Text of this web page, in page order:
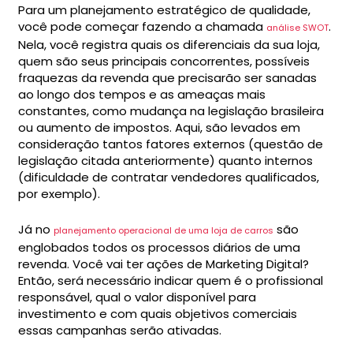
Para um planejamento estratégico de qualidade,
você pode começar fazendo a chamada análise SWOT.
Nela, você registra quais os diferenciais da sua loja,
quem são seus principais concorrentes, possíveis
fraquezas da revenda que precisarão ser sanadas
ao longo dos tempos e as ameaças mais
constantes, como mudança na legislação brasileira
ou aumento de impostos. Aqui, são levados em
consideração tantos fatores externos (questão de
legislação citada anteriormente) quanto internos
(dificuldade de contratar vendedores qualificados,
por exemplo).
Já no planejamento operacional de uma loja de carros são
englobados todos os processos diários de uma
revenda. Você vai ter ações de Marketing Digital?
Então, será necessário indicar quem é o profissional
responsável, qual o valor disponível para
investimento e com quais objetivos comerciais
essas campanhas serão ativadas.